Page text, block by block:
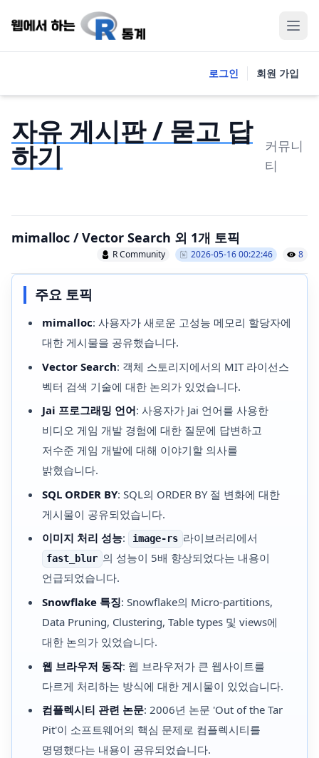
로그인 회원 가입
자유 게시판 / 묻고 답
하기
커뮤니
티
mimalloc / Vector Search 외 1개 토픽
R Community 2026-05-16 00:22:46 8
주요 토픽
mimalloc: 사용자가 새로운 고성능 메모리 할당자에
대한 게시물을 공유했습니다.
Vector Search: 객체 스토리지에서의 MIT 라이선스
벡터 검색 기술에 대한 논의가 있었습니다.
Jai 프로그래밍 언어: 사용자가 Jai 언어를 사용한
비디오 게임 개발 경험에 대한 질문에 답변하고
저수준 게임 개발에 대해 이야기할 의사를
밝혔습니다.
SQL ORDER BY: SQL의 ORDER BY 절 변화에 대한
게시물이 공유되었습니다.
이미지 처리 성능: image-rs 라이브러리에서
fast_blur 의 성능이 5배 향상되었다는 내용이
언급되었습니다.
Snowflake 특징: Snowflake의 Micro-partitions,
Data Pruning, Clustering, Table types 및 views에
대한 논의가 있었습니다.
웹 브라우저 동작: 웹 브라우저가 큰 웹사이트를
다르게 처리하는 방식에 대한 게시물이 있었습니다.
컴플렉시티 관련 논문: 2006년 논문 'Out of the Tar
Pit'이 소프트웨어의 핵심 문제로 컴플렉시티를
명명했다는 내용이 공유되었습니다.